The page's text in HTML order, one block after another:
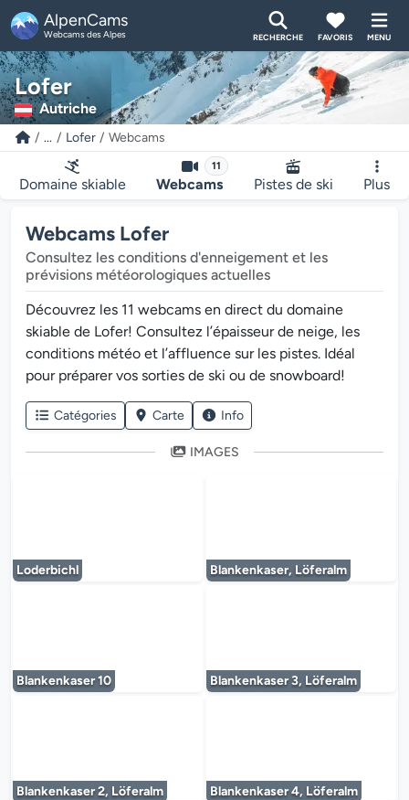
AlpenCams
Webcams des Alpes RECHERCHE FAVORIS MENU
Lofer
Autriche
... Lofer Webcams
Domaine skiable
11
Webcams Pistes de ski Plus
Webcams Lofer
Consultez les conditions d'enneigement et les
prévisions météorologiques actuelles
Découvrez les 11 webcams en direct du domaine
skiable de Lofer! Consultez l’épaisseur de neige, les
conditions météo et l’affluence sur les pistes. Idéal
pour préparer vos sorties de ski ou de snowboard!
Catégories Carte Info
IMAGES
Loderbichl Blankenkaser, Löferalm
Blankenkaser 10 Blankenkaser 3, Löferalm
Blankenkaser 2, Löferalm Blankenkaser 4, Löferalm